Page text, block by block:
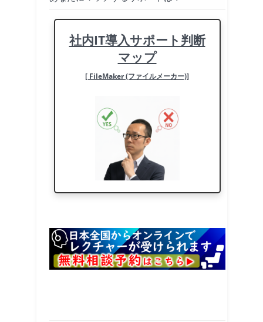
社内IT導入サポート判断
マップ
[ FileMaker (ファイルメーカー)]